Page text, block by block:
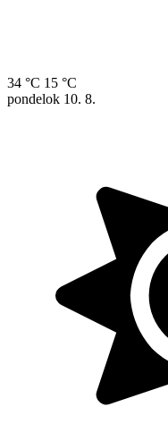
34 °C 15 °C
pondelok 10. 8.